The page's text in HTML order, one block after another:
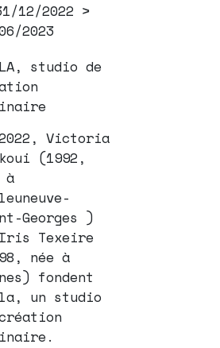
12/2022 >
2023
studio de
Victoria
(1992,
à
Georges )
Texeire
née à
fondent
un studio